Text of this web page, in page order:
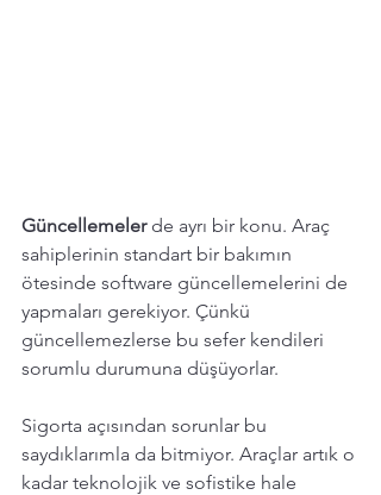
Güncellemeler de ayrı bir konu. Araç
sahiplerinin standart bir bakımın
ötesinde software güncellemelerini de
yapmaları gerekiyor. Çünkü
güncellemezlerse bu sefer kendileri
sorumlu durumuna düşüyorlar.
Sigorta açısından sorunlar bu
saydıklarımla da bitmiyor. Araçlar artık o
kadar teknolojik ve sofistike hale